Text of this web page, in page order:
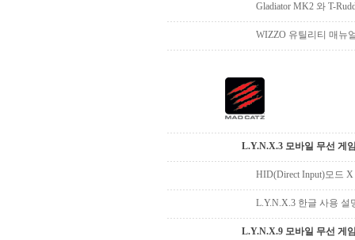
Gladiator MK2 와 T-
WIZZO 유틸리티 매뉴
L.Y.N.X.3 모바일 무선 게
HID(Direct Input)모드
L.Y.N.X.3 한글 사용 설
L.Y.N.X.9 모바일 무선 게